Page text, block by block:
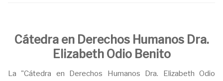
Cátedra en Derechos Humanos Dra.
Elizabeth Odio Benito
La "Cátedra en Derechos Humanos Dra. Elizabeth Odio